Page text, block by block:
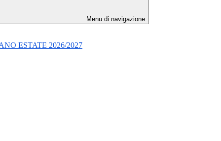
Menu di navigazione
ESTATE 2026/2027